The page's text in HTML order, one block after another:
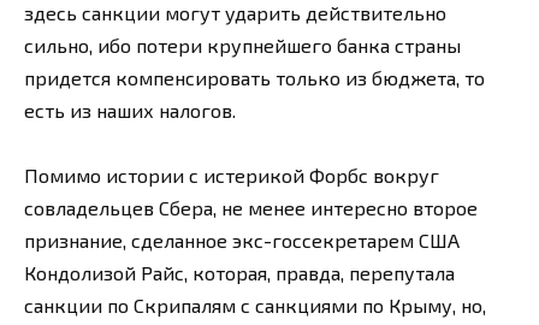
здесь санкции могут ударить действительно
сильно, ибо потери крупнейшего банка страны
придется компенсировать только из бюджета, то
есть из наших налогов.
Помимо истории с истерикой Форбс вокруг
совладельцев Сбера, не менее интересно второе
признание, сделанное экс-госсекретарем США
Кондолизой Райс, которая, правда, перепутала
санкции по Скрипалям с санкциями по Крыму, но,